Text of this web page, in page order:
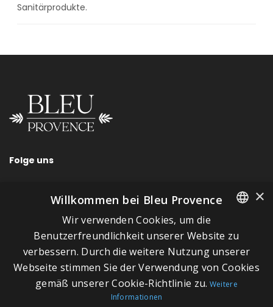
Sanitärprodukte.
Folge uns
SCHNELLLINKS
Über Bleu Provence
Impressum
Geschäftsbedingungen
FRENCH
ITALIAN
×
Willkommen bei Bleu Provence
Wir verwenden Cookies, um die
Benutzerfreundlichkeit unserer Website zu
verbessern. Durch die weitere Nutzung unserer
Webseite stimmen Sie der Verwendung von Cookies
gemäß unserer Cookie-Richtlinie zu. Weitere
Informationen